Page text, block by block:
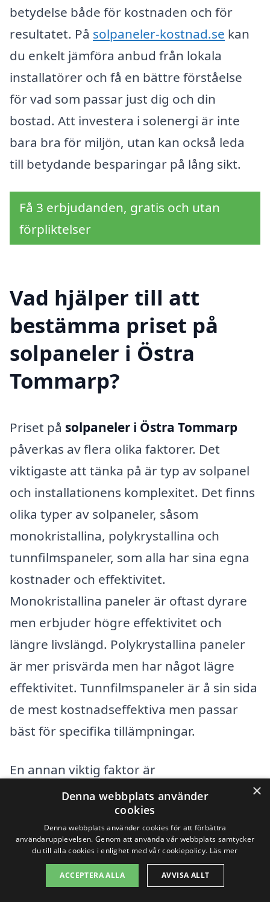
betydelse både för kostnaden och för
resultatet. På solpaneler-kostnad.se kan
du enkelt jämföra anbud från lokala
installatörer och få en bättre förståelse
för vad som passar just dig och din
bostad. Att investera i solenergi är inte
bara bra för miljön, utan kan också leda
till betydande besparingar på lång sikt.
Få 3 erbjudanden, gratis och utan
förpliktelser
Vad hjälper till att
bestämma priset på
solpaneler i Östra
Tommarp?
Priset på solpaneler i Östra Tommarp
påverkas av flera olika faktorer. Det
viktigaste att tänka på är typ av solpanel
och installationens komplexitet. Det finns
olika typer av solpaneler, såsom
monokristallina, polykrystallina och
tunnfilmspaneler, som alla har sina egna
kostnader och effektivitet.
Monokristallina paneler är oftast dyrare
men erbjuder högre effektivitet och
längre livslängd. Polykrystallina paneler
är mer prisvärda men har något lägre
effektivitet. Tunnfilmspaneler är å sin sida
de mest kostnadseffektiva men passar
bäst för specifika tillämpningar.
En annan viktig faktor är
installationskostnaden. Detta inkluderar
arbetskraft och hur enkelt det är att
installera panelerna på taket eller i
trädgården. Om taket har en komplicerad
struktur eller om det finns begränsat
×
Denna webbplats använder
cookies
Denna webbplats använder cookies för att förbättra
användarupplevelsen. Genom att använda vår webbplats samtycker
du till alla cookies i enlighet med vår cookiepolicy. Läs mer
ACCEPTERA ALLA AVVISA ALLT